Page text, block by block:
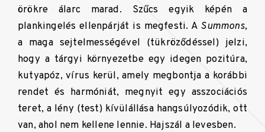
örökre álarc marad. Szűcs egyik képén a
plankingelés ellenpárját is megfesti. A Summons,
a maga sejtelmességével (tükröződéssel) jelzi,
hogy a tárgyi környezetbe egy idegen pozitúra,
kutyapóz, vírus kerül, amely megbontja a korábbi
rendet és harmóniát, megnyit egy asszociációs
teret, a lény (test) kívülállása hangsúlyozódik, ott
van, ahol nem kellene lennie. Hajszál a levesben.